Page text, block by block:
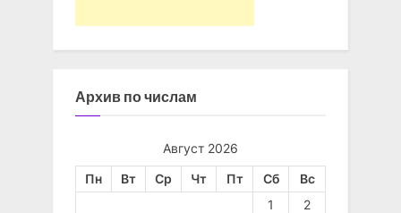
Архив по числам
Август 2026
Пн Вт Ср Чт Пт Сб
Вс
1
2